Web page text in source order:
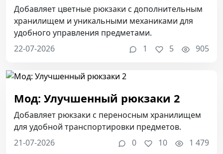
Добавляет цветные рюкзаки с дополнительным
хранилищем и уникальными механиками для
удобного управления предметами.
22-07-2026
1 5 905
Мод: Улучшенный рюкзаки 2
Добавляет рюкзаки с переносным хранилищем
для удобной транспортировки предметов.
21-07-2026
0 10 1 479